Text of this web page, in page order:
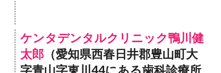
ケンタデンタルクリニック鴨川健
太郎 （愛知県西春日井郡豊山町大
字青山字東川44にある歯科診療所